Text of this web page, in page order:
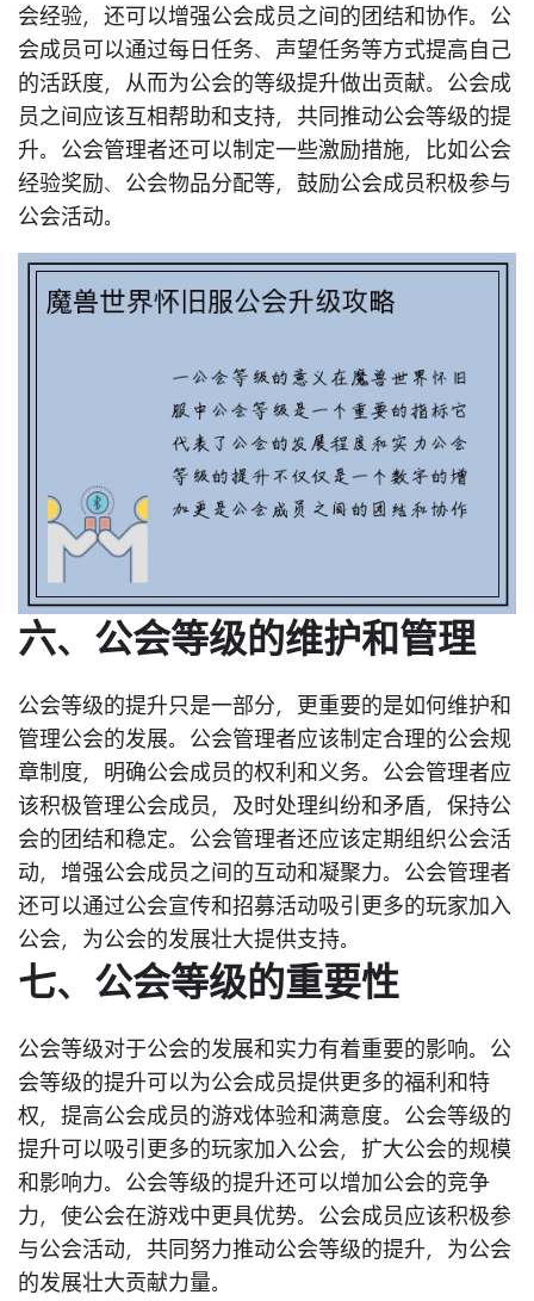
会经验，还可以增强公会成员之间的团结和协作。公
会成员可以通过每日任务、声望任务等方式提高自己
的活跃度，从而为公会的等级提升做出贡献。公会成
员之间应该互相帮助和支持，共同推动公会等级的提
升。公会管理者还可以制定一些激励措施，比如公会
经验奖励、公会物品分配等，鼓励公会成员积极参与
公会活动。
六、公会等级的维护和管理
公会等级的提升只是一部分，更重要的是如何维护和
管理公会的发展。公会管理者应该制定合理的公会规
章制度，明确公会成员的权利和义务。公会管理者应
该积极管理公会成员，及时处理纠纷和矛盾，保持公
会的团结和稳定。公会管理者还应该定期组织公会活
动，增强公会成员之间的互动和凝聚力。公会管理者
还可以通过公会宣传和招募活动吸引更多的玩家加入
公会，为公会的发展壮大提供支持。
七、公会等级的重要性
公会等级对于公会的发展和实力有着重要的影响。公
会等级的提升可以为公会成员提供更多的福利和特
权，提高公会成员的游戏体验和满意度。公会等级的
提升可以吸引更多的玩家加入公会，扩大公会的规模
和影响力。公会等级的提升还可以增加公会的竞争
力，使公会在游戏中更具优势。公会成员应该积极参
与公会活动，共同努力推动公会等级的提升，为公会
的发展壮大贡献力量。